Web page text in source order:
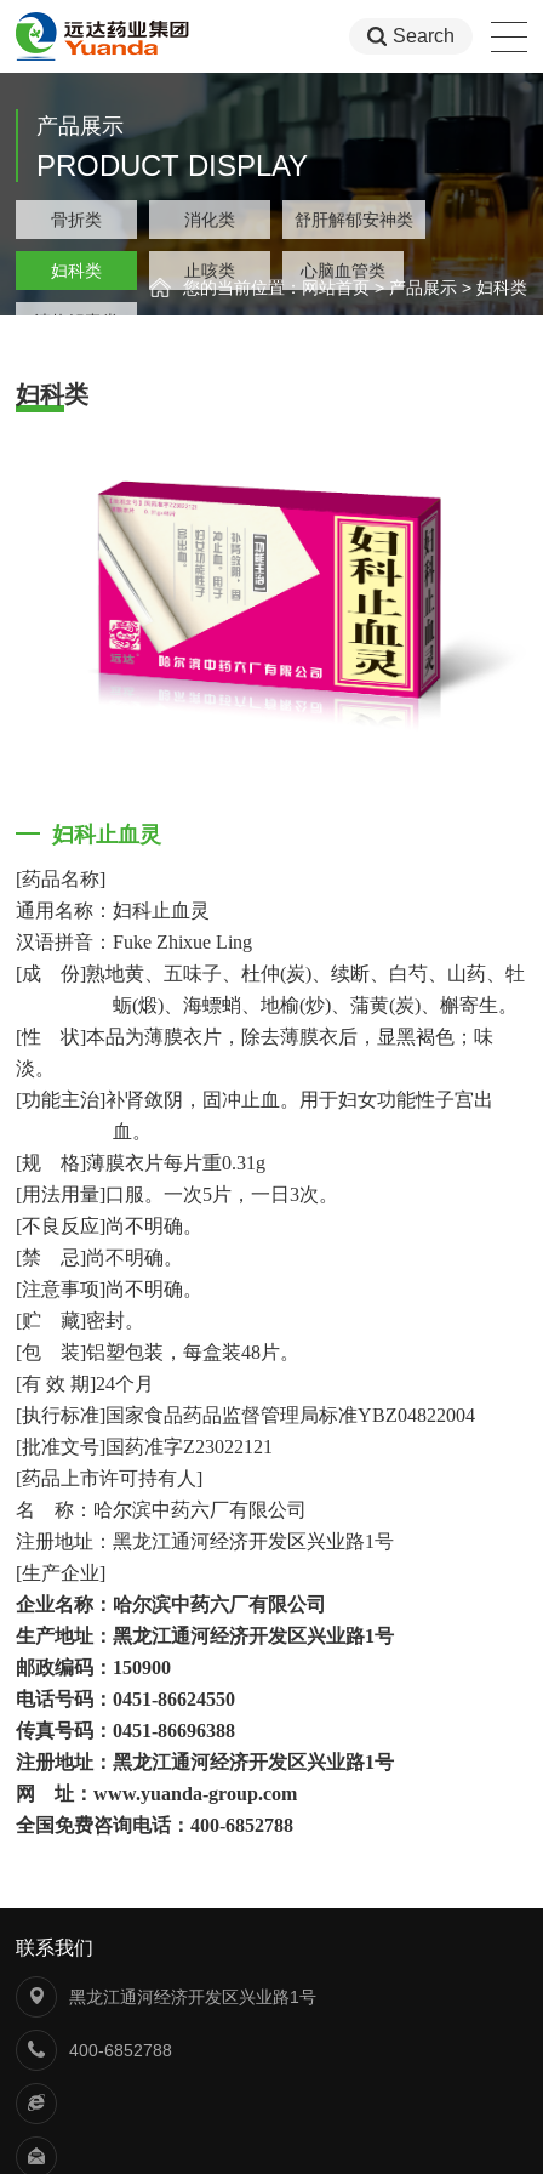
Search
产品展示
PRODUCT DISPLAY
骨折类 消化类 舒肝解郁安神类
妇科类 止咳类 心脑血管类
清热解毒类
您的当前位置：网站首页>产品展示> 妇科类
妇科类
妇科止血灵
[药品名称]
通用名称：妇科止血灵
汉语拼音：Fuke Zhixue Ling
[成 份]熟地黄、五味子、杜仲(炭) 、续断、白芍、山药、牡
蛎(煅) 、海螵蛸、地榆(炒) 、蒲黄(炭) 、槲寄生。
[性 状]本品为薄膜衣片，除去薄膜衣后，显黑褐色；味
淡。
[功能主治]补肾敛阴，固冲止血。用于妇女功能性子宫出
血。
[规 格]薄膜衣片每片重0.31g
[用法用量]口服。一次5片，一日3次。
[不良反应]尚不明确。
[禁 忌]尚不明确。
[注意事项]尚不明确。
[贮 藏]密封。
[包 装]铝塑包装，每盒装48片。
[有 效 期]24个月
[执行标准]国家食品药品监督管理局标准YBZ04822004
[批准文号]国药准字Z23022121
[药品上市许可持有人]
名
称：哈尔滨中药六厂有限公司
注册地址：黑龙江通河经济开发区兴业路1号
[生产企业]
企业名称：哈尔滨中药六厂有限公司
生产地址：黑龙江通河经济开发区兴业路1号
邮政编码： 150900
电话号码：0451-86624550
传真号码：0451-86696388
注册地址：黑龙江通河经济开发区兴业路1号
网
址：www.yuanda-group.com
全国免费咨询电话：400-6852788
联系我们
黑龙江通河经济开发区兴业路1号
400-6852788